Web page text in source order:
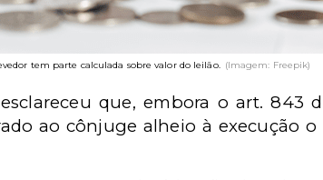
tem parte calculada sobre valor do leilão. (Imagem: Freepik)
que, embora o art. 843
ao cônjuge alheio à execução